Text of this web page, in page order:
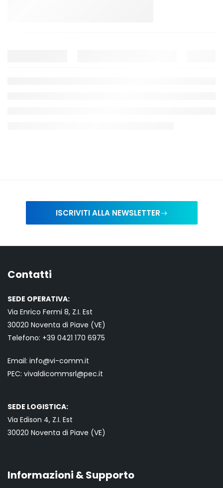
ISCRIVITI ALLA NEWSLETTER
Contatti
SEDE OPERATIVA:
Via Enrico Fermi 8, Z.I. Est
30020 Noventa di Piave (VE)
Telefono: +39 0421 170 6975
Email: info@vi-comm.it
PEC: vivaldicommsrl@pec.it
SEDE LOGISTICA:
Via Edison 4, Z.I. Est
30020 Noventa di Piave (VE)
Informazioni & Supporto